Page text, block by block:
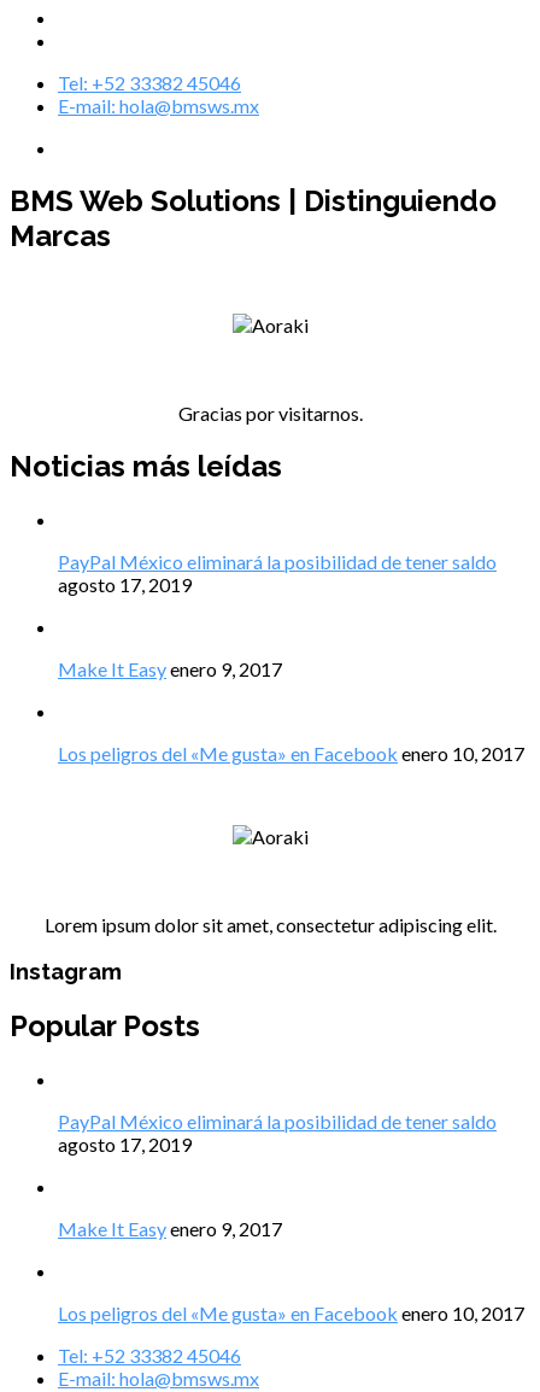
Tel: +52 33382 45046
E-mail: hola@bmsws.mx
BMS Web Solutions | Distinguiendo
Marcas
Gracias por visitarnos.
Noticias más leídas
PayPal México eliminará la posibilidad de tener saldo
agosto 17, 2019
Make It Easyenero 9, 2017
Los peligros del «Me gusta» en Facebook enero 10, 2017
Lorem ipsum dolor sit amet, consectetur adipiscing elit.
Instagram
Popular Posts
PayPal México eliminará la posibilidad de tener saldo
agosto 17, 2019
Make It Easyenero 9, 2017
Los peligros del «Me gusta» en Facebook enero 10, 2017
Tel: +52 33382 45046
E-mail: hola@bmsws.mx